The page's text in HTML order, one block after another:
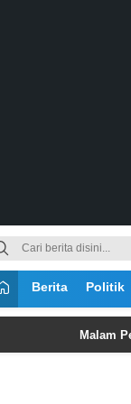
Berita Politik
Malam